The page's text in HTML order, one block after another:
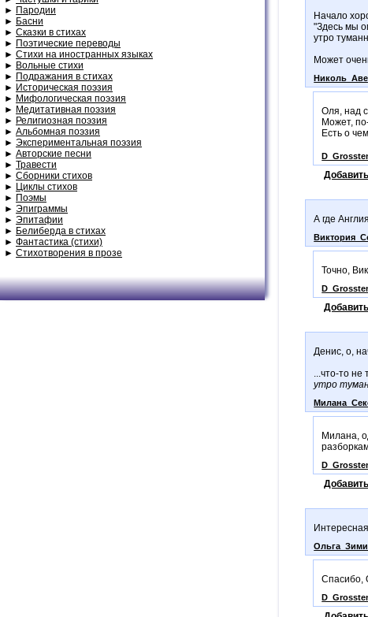
► Пародии
► Басни
► Сказки в стихах
► Поэтические переводы
► Стихи на иностранных языках
► Вольные стихи
► Подражания в стихах
► Историческая поэзия
► Мифологическая поэзия
► Медитативная поэзия
► Религиозная поэзия
► Альбомная поэзия
► Экспериментальная поэзия
► Авторские песни
► Травести
► Сборники стихов
► Циклы стихов
► Поэмы
► Эпиграммы
► Эпитафии
► Белиберда в стихах
► Фантастика (стихи)
► Стихотворения в прозе
Начало
"Здесь мы
утро
Может
Оля, над
Может,
Есть о
А где
Точно,
Денис, о,
...что-то
утро
Милана,
Спасибо,